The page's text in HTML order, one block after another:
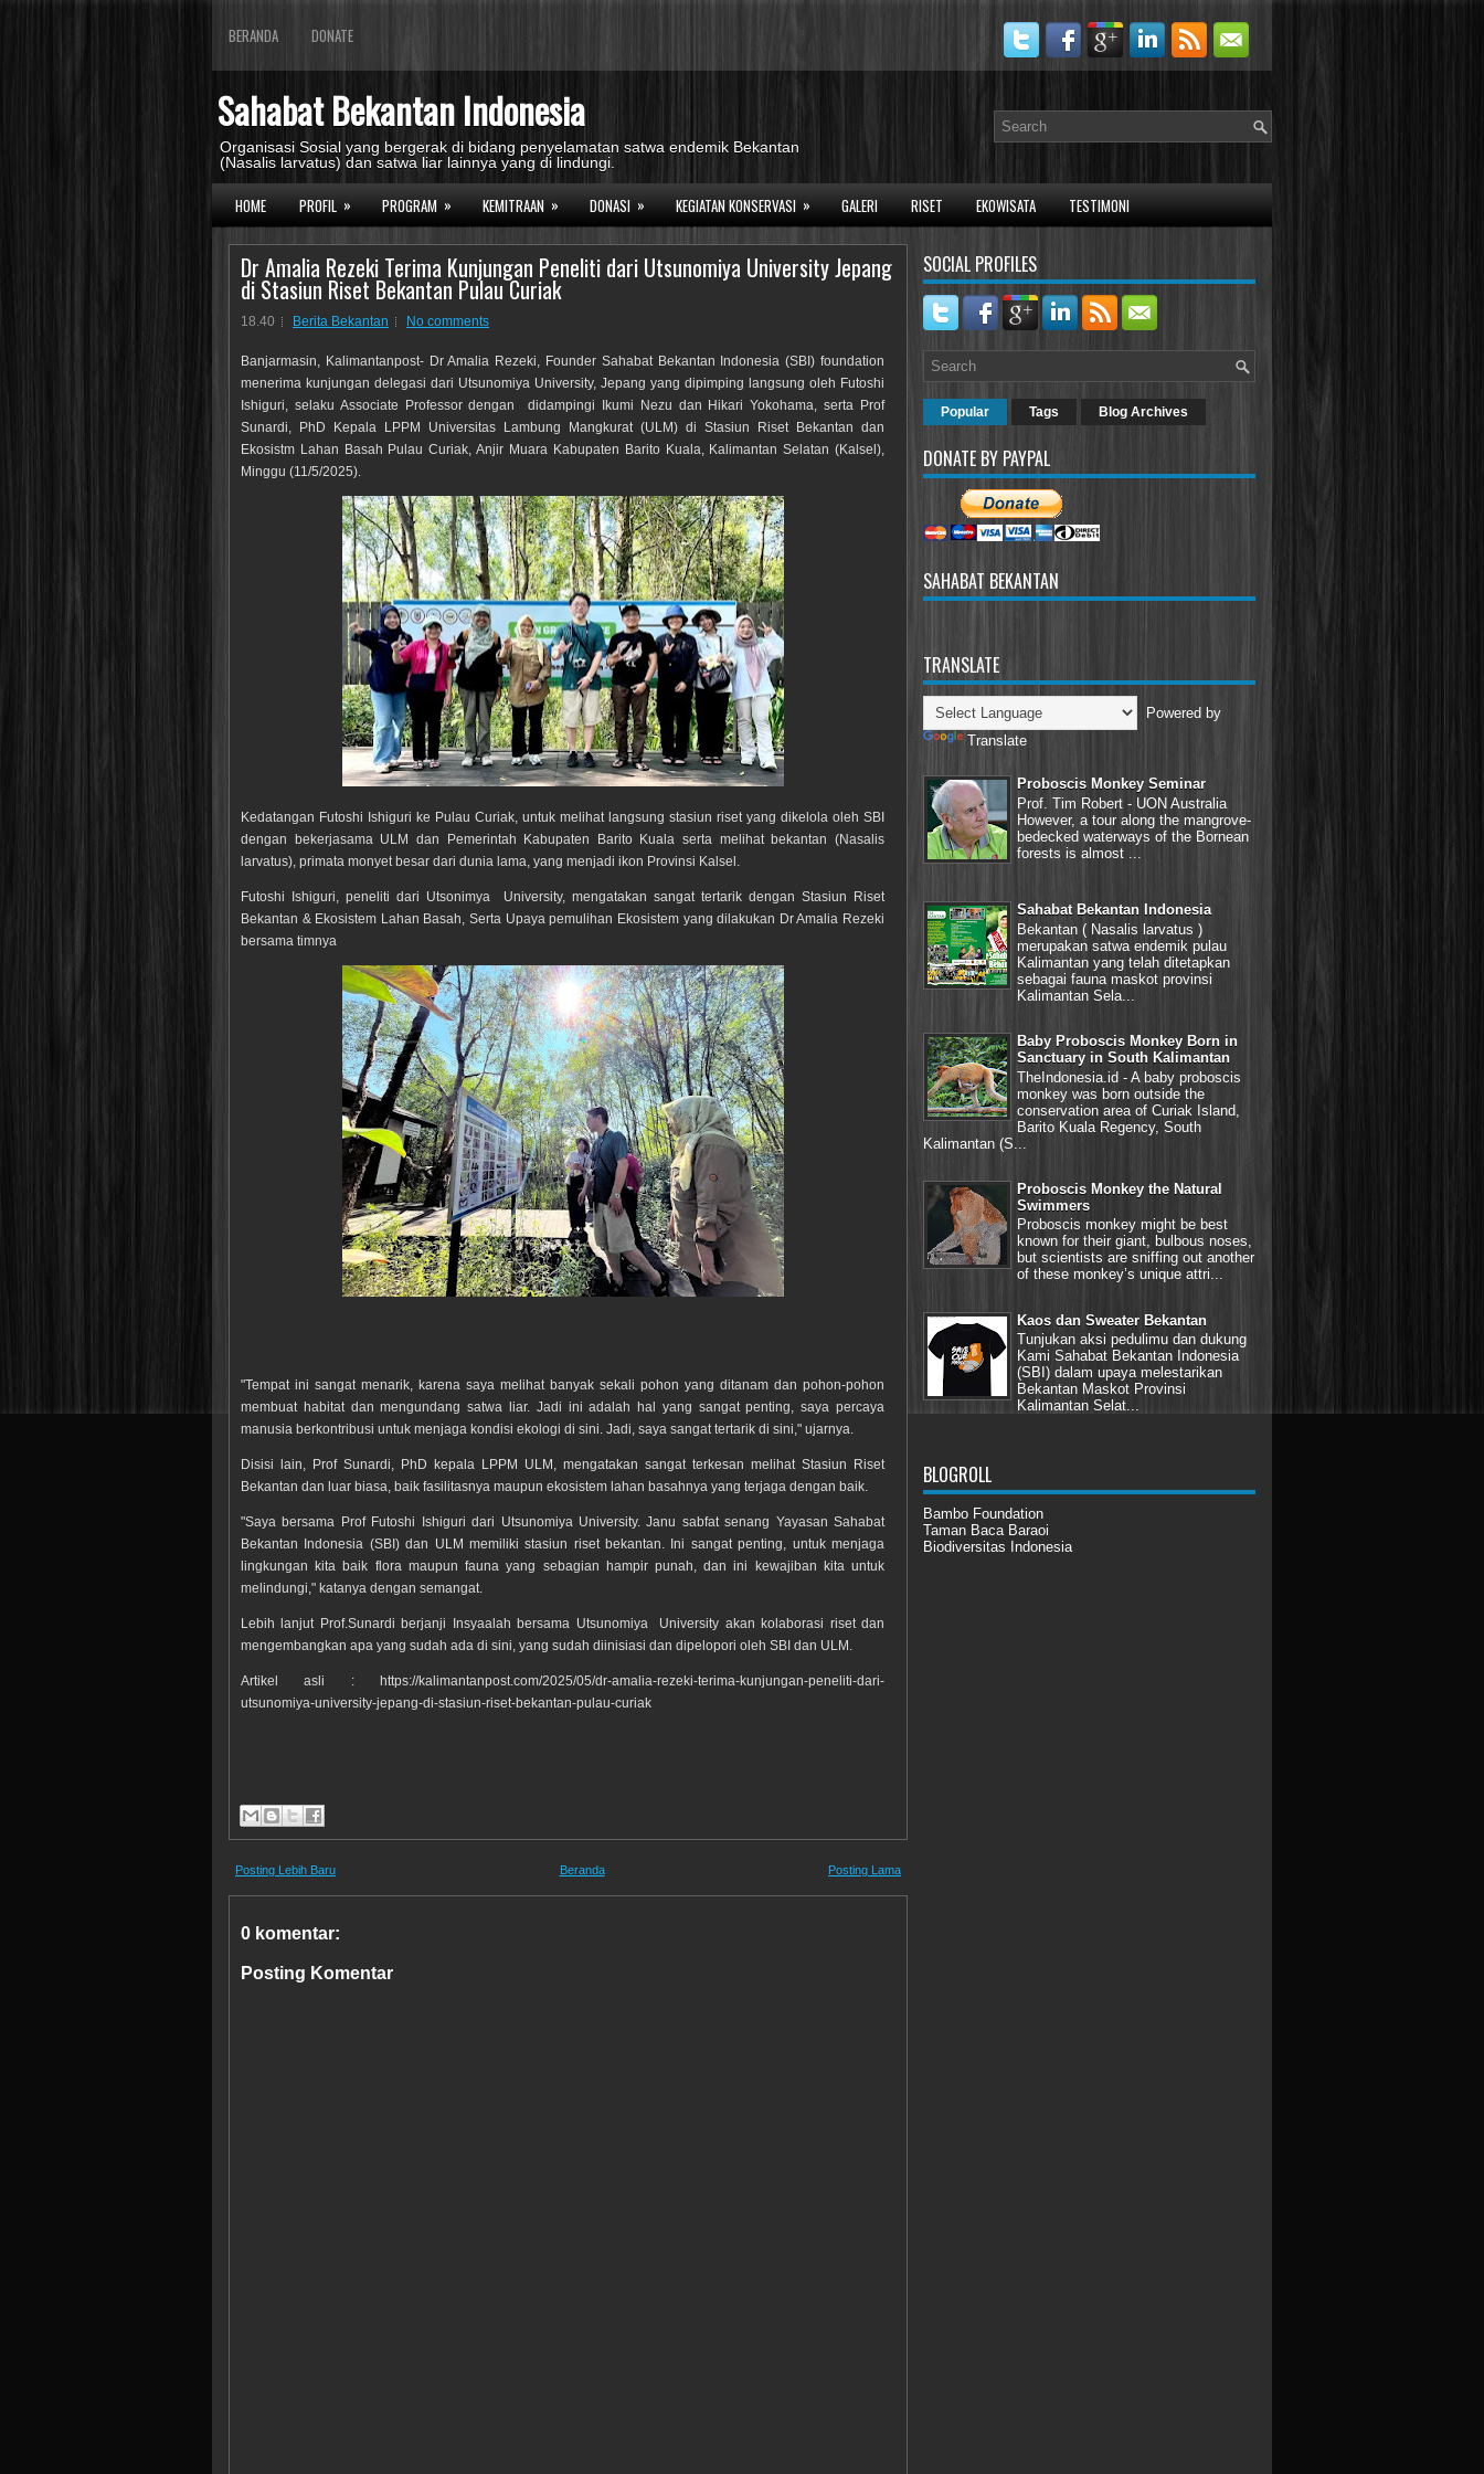
BERANDA DONATE
Sahabat Bekantan Indonesia
Organisasi Sosial yang bergerak di bidang penyelamatan satwa endemik Bekantan
(Nasalis larvatus) dan satwa liar lainnya yang di lindungi.
HOME PROFIL » PROGRAM » KEMITRAAN » DONASI » KEGIATAN KONSERVASI » GALERI RISET EKOWISATA TESTIMONI
Dr Amalia Rezeki Terima Kunjungan Peneliti dari Utsunomiya University Jepang
di Stasiun Riset Bekantan Pulau Curiak
18.40 Berita Bekantan No comments
Banjarmasin, Kalimantanpost- Dr Amalia Rezeki, Founder Sahabat Bekantan Indonesia (SBI) foundation
menerima kunjungan delegasi dari Utsunomiya University, Jepang yang dipimping langsung oleh Futoshi
Ishiguri, selaku Associate Professor dengan didampingi Ikumi Nezu dan Hikari Yokohama, serta Prof
Sunardi, PhD Kepala LPPM Universitas Lambung Mangkurat (ULM) di Stasiun Riset Bekantan dan
Ekosistm Lahan Basah Pulau Curiak, Anjir Muara Kabupaten Barito Kuala, Kalimantan Selatan (Kalsel),
Minggu (11/5/2025).
Kedatangan Futoshi Ishiguri ke Pulau Curiak, untuk melihat langsung stasiun riset yang dikelola oleh SBI
dengan bekerjasama ULM dan Pemerintah Kabupaten Barito Kuala serta melihat bekantan (Nasalis
larvatus), primata monyet besar dari dunia lama, yang menjadi ikon Provinsi Kalsel.
Futoshi Ishiguri, peneliti dari Utsonimya University, mengatakan sangat tertarik dengan Stasiun Riset
Bekantan & Ekosistem Lahan Basah, Serta Upaya pemulihan Ekosistem yang dilakukan Dr Amalia Rezeki
bersama timnya
"Tempat ini sangat menarik, karena saya melihat banyak sekali pohon yang ditanam dan pohon-pohon
membuat habitat dan mengundang satwa liar. Jadi ini adalah hal yang sangat penting, saya percaya
manusia berkontribusi untuk menjaga kondisi ekologi di sini. Jadi, saya sangat tertarik di sini," ujarnya.
Disisi lain, Prof Sunardi, PhD kepala LPPM ULM, mengatakan sangat terkesan melihat Stasiun Riset
Bekantan dan luar biasa, baik fasilitasnya maupun ekosistem lahan basahnya yang terjaga dengan baik.
"Saya bersama Prof Futoshi Ishiguri dari Utsunomiya University. Janu sabfat senang Yayasan Sahabat
Bekantan Indonesia (SBI) dan ULM memiliki stasiun riset bekantan. Ini sangat penting, untuk menjaga
lingkungan kita baik flora maupun fauna yang sebagian hampir punah, dan ini kewajiban kita untuk
melindungi," katanya dengan semangat.
Lebih lanjut Prof.Sunardi berjanji Insyaalah bersama Utsunomiya University akan kolaborasi riset dan
mengembangkan apa yang sudah ada di sini, yang sudah diinisiasi dan dipelopori oleh SBI dan ULM.
Artikel asli : https://kalimantanpost.com/2025/05/dr-amalia-rezeki-terima-kunjungan-peneliti-dari-
utsunomiya-university-jepang-di-stasiun-riset-bekantan-pulau-curiak
Posting Lebih Baru Posting Lama
Beranda
0 komentar:
Posting Komentar
SOCIAL PROFILES
Popular Tags Blog Archives
DONATE BY PAYPAL
SAHABAT BEKANTAN
TRANSLATE
Powered by
Translate
Proboscis Monkey Seminar
Prof. Tim Robert - UON Australia
However, a tour along the mangrove-
bedecked waterways of the Bornean
forests is almost ...
Sahabat Bekantan Indonesia
Bekantan ( Nasalis larvatus )
merupakan satwa endemik pulau
Kalimantan yang telah ditetapkan
sebagai fauna maskot provinsi
Kalimantan Sela...
Baby Proboscis Monkey Born in
Sanctuary in South Kalimantan
TheIndonesia.id - A baby proboscis
monkey was born outside the
conservation area of Curiak Island,
Barito Kuala Regency, South
Kalimantan (S...
Proboscis Monkey the Natural
Swimmers
Proboscis monkey might be best
known for their giant, bulbous noses,
but scientists are sniffing out another
of these monkey’s unique attri...
Kaos dan Sweater Bekantan
Tunjukan aksi pedulimu dan dukung
Kami Sahabat Bekantan Indonesia
(SBI) dalam upaya melestarikan
Bekantan Maskot Provinsi
Kalimantan Selat...
BLOGROLL
Bambo Foundation
Taman Baca Baraoi
Biodiversitas Indonesia